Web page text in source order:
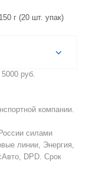
г (20 шт. упак)
руб.
компании.
силами
линии, Энергия,
DPD. Срок